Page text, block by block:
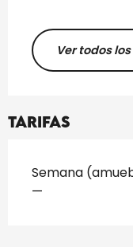
Ver todos los
Tarifas
Tarifas 2026
Semana
—